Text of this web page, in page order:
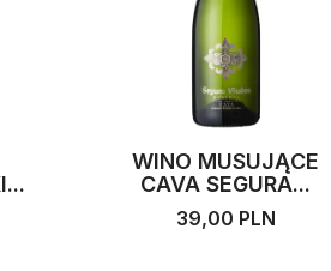
WINO MUSUJĄCE
CAVA SEGURA...
39,00 PLN